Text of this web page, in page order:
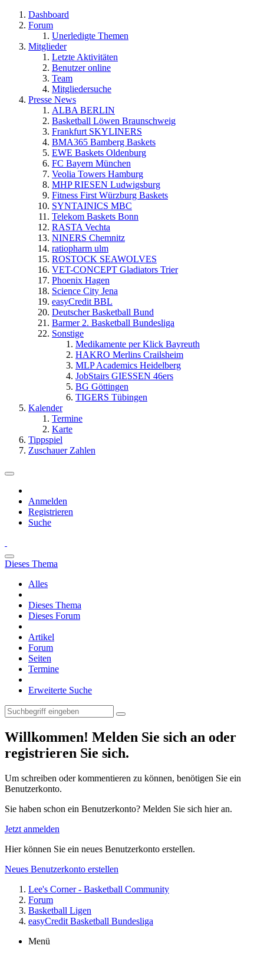
Dashboard
Forum
Unerledigte Themen
Mitglieder
Letzte Aktivitäten
Benutzer online
Team
Mitgliedersuche
Presse News
ALBA BERLIN
Basketball Löwen Braunschweig
Frankfurt SKYLINERS
BMA365 Bamberg Baskets
EWE Baskets Oldenburg
FC Bayern München
Veolia Towers Hamburg
MHP RIESEN Ludwigsburg
Fitness First Würzburg Baskets
SYNTAINICS MBC
Telekom Baskets Bonn
RASTA Vechta
NINERS Chemnitz
ratiopharm ulm
ROSTOCK SEAWOLVES
VET-CONCEPT Gladiators Trier
Phoenix Hagen
Science City Jena
easyCredit BBL
Deutscher Basketball Bund
Barmer 2. Basketball Bundesliga
Sonstige
Medikamente per Klick Bayreuth
HAKRO Merlins Crailsheim
MLP Academics Heidelberg
JobStairs GIESSEN 46ers
BG Göttingen
TIGERS Tübingen
Kalender
Termine
Karte
Tippspiel
Zuschauer Zahlen
Anmelden
Registrieren
Suche
Dieses Thema
Alles
Dieses Thema
Dieses Forum
Artikel
Forum
Seiten
Termine
Erweiterte Suche
Willkommen! Melden Sie sich an oder
registrieren Sie sich.
Um schreiben oder kommentieren zu können, benötigen Sie ein
Benutzerkonto.
Sie haben schon ein Benutzerkonto? Melden Sie sich hier an.
Jetzt anmelden
Hier können Sie ein neues Benutzerkonto erstellen.
Neues Benutzerkonto erstellen
Lee's Corner - Basketball Community
Forum
Basketball Ligen
easyCredit Basketball Bundesliga
Menü